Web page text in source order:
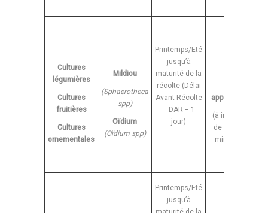
Cultures
légumières
Cultures
fruitières
Cultures
ornementales
Mildiou
(Sphaerotheca
spp)
Oïdium
(Oïdium spp)
Printemps/Eté
jusqu’à
maturité de la
récolte (Délai
Avant Récolte
– DAR = 1
jour)
applications
(à intervalle
de 10 jours
minimum)
Printemps/Eté
jusqu’à